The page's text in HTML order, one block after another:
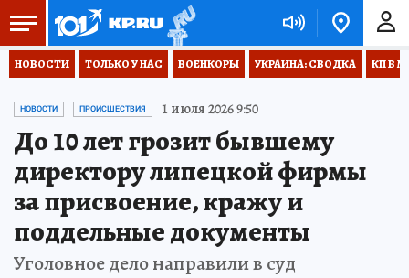
НОВОСТИ ТОЛЬКО У НАС ВОЕНКОРЫ УКРАИНА: СВОДКА КП В
НОВОСТИ ПРОИСШЕСТВИЯ 1 июля 2026 9:50
До 10 лет грозит бывшему
директору липецкой фирмы
за присвоение, кражу и
поддельные документы
Уголовное дело направили в суд